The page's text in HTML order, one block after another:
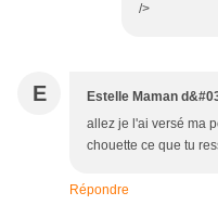
/>
E Estelle Maman
allez je l'ai versé ma
chouette ce que tu
Répondre